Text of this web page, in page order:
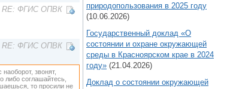
RE: ФГИС ОПВК
RE: ФГИС ОПВК
звонят,
либо соглашайтесь,
то просили не
природопользования в 2025 году
(10.06.2026)
Государственный доклад «О
состоянии и охране окружающей
среды в Красноярском крае в 2024
году» (21.04.2026)
Доклад о состоянии окружающей